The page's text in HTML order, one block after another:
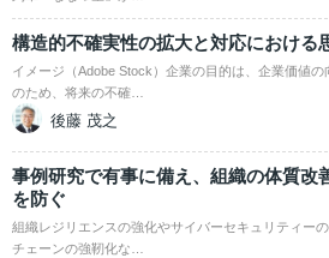
構造的不確実性の拡大と対応における
イメージ（Adobe Stock）企業の目的は、企業価値の
のため、将来の不確…
後藤 茂之
事例研究で有事に備え、組織の体質改
を防ぐ
組織レジリエンスの強化やサイバーセキュリティー
チェーンの強靭化な…